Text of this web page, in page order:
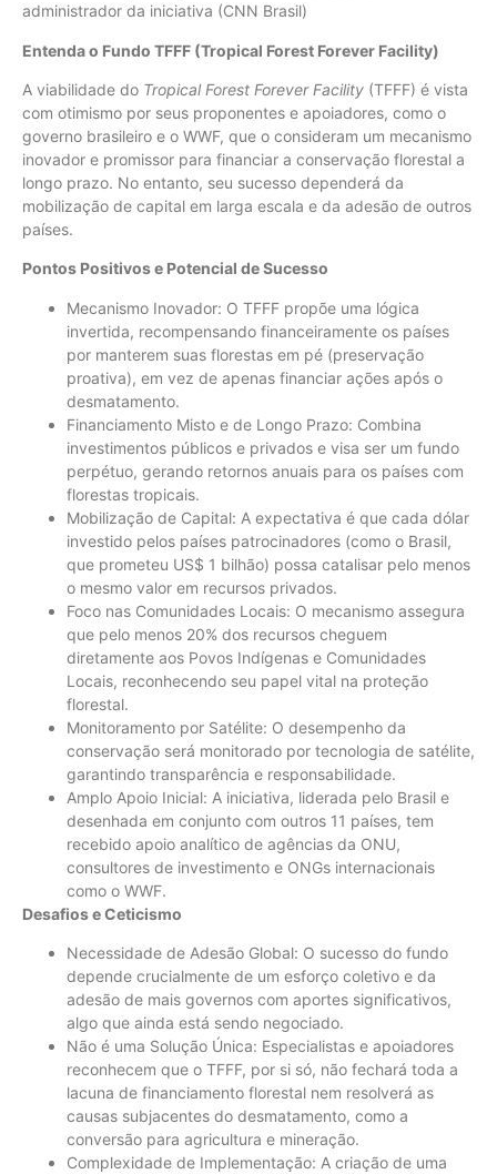
administrador da iniciativa (CNN Brasil)
Entenda o Fundo TFFF (Tropical Forest Forever Facility)
A viabilidade do Tropical Forest Forever Facility (TFFF) é vista
com otimismo por seus proponentes e apoiadores, como o
governo brasileiro e o WWF, que o consideram um mecanismo
inovador e promissor para financiar a conservação florestal a
longo prazo. No entanto, seu sucesso dependerá da
mobilização de capital em larga escala e da adesão de outros
países.
Pontos Positivos e Potencial de Sucesso
Mecanismo Inovador: O TFFF propõe uma lógica
invertida, recompensando financeiramente os países
por manterem suas florestas em pé (preservação
proativa), em vez de apenas financiar ações após o
desmatamento.
Financiamento Misto e de Longo Prazo: Combina
investimentos públicos e privados e visa ser um fundo
perpétuo, gerando retornos anuais para os países com
florestas tropicais.
Mobilização de Capital: A expectativa é que cada dólar
investido pelos países patrocinadores (como o Brasil,
que prometeu US$ 1 bilhão) possa catalisar pelo menos
o mesmo valor em recursos privados.
Foco nas Comunidades Locais: O mecanismo assegura
que pelo menos 20% dos recursos cheguem
diretamente aos Povos Indígenas e Comunidades
Locais, reconhecendo seu papel vital na proteção
florestal.
Monitoramento por Satélite: O desempenho da
conservação será monitorado por tecnologia de satélite,
garantindo transparência e responsabilidade.
Amplo Apoio Inicial: A iniciativa, liderada pelo Brasil e
desenhada em conjunto com outros 11 países, tem
recebido apoio analítico de agências da ONU,
consultores de investimento e ONGs internacionais
como o WWF.
Desafios e Ceticismo
Necessidade de Adesão Global: O sucesso do fundo
depende crucialmente de um esforço coletivo e da
adesão de mais governos com aportes significativos,
algo que ainda está sendo negociado.
Não é uma Solução Única: Especialistas e apoiadores
reconhecem que o TFFF, por si só, não fechará toda a
lacuna de financiamento florestal nem resolverá as
causas subjacentes do desmatamento, como a
conversão para agricultura e mineração.
Complexidade de Implementação: A criação de uma